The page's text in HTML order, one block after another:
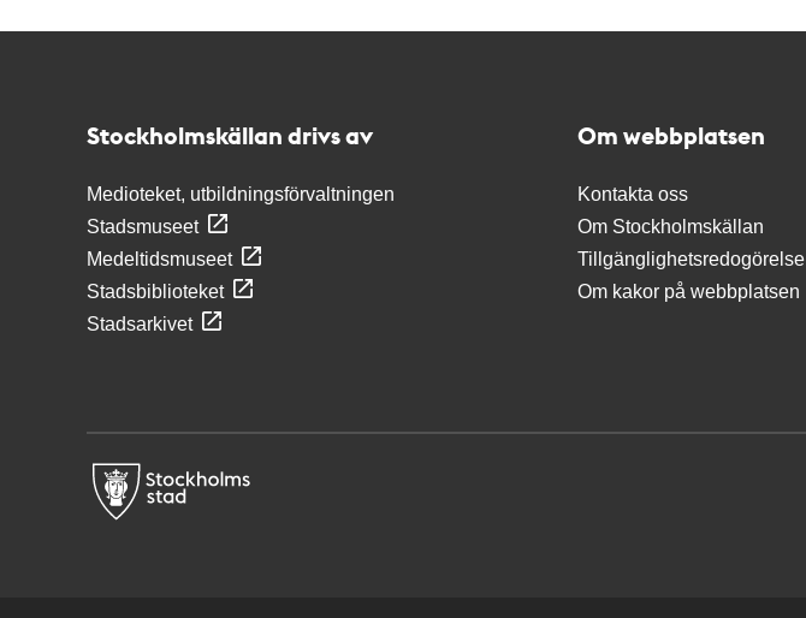
Stockholmskällan drivs av
Medioteket, utbildningsförvaltningen
Stadsmuseet
Medeltidsmuseet
Stadsbiblioteket
Stadsarkivet
Om webbplatsen
Kontakta oss
Om Stockholmskällan
Tillgänglighetsredogörelse
Om kakor på webbplatsen